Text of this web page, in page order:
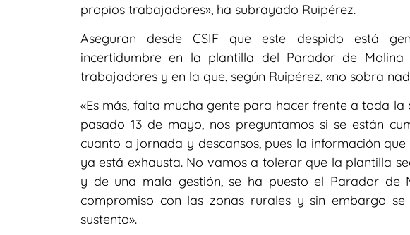
propios trabajadores», ha subrayado Ruipérez.
Aseguran desde CSIF que este despido está
incertidumbre en la plantilla del Parador de
trabajadores y en la que, según Ruipérez, «no sobra
«Es más, falta mucha gente para hacer frente a toda
pasado 13 de mayo, nos preguntamos si se están
cuanto a jornada y descansos, pues la información
ya está exhausta. No vamos a tolerar que la plantilla
y de una mala gestión, se ha puesto el Parador de
compromiso con las zonas rurales y sin embargo
sustento».